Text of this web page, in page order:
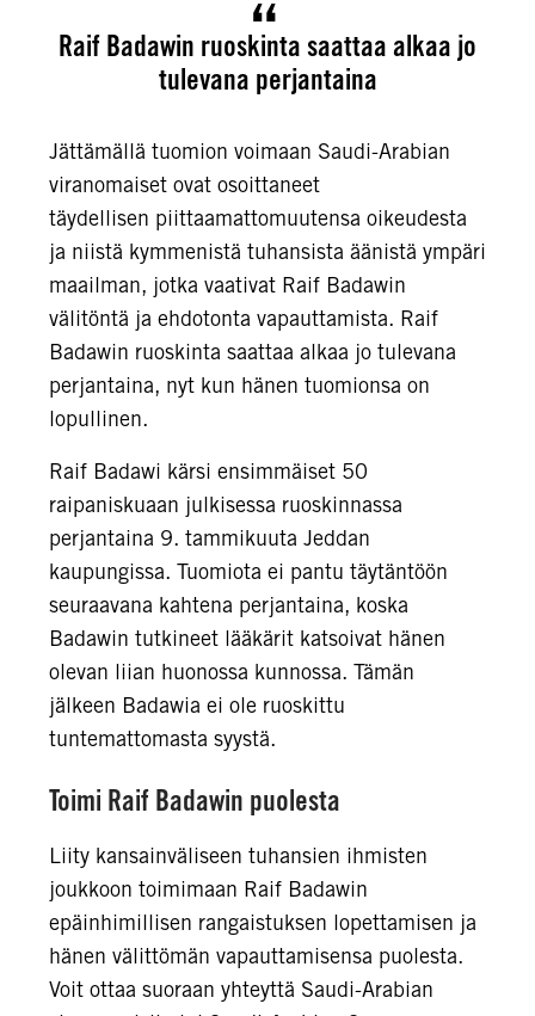
Raif Badawin ruoskinta saattaa alkaa jo
tulevana perjantaina
Jättämällä tuomion voimaan Saudi-Arabian
viranomaiset ovat osoittaneet
täydellisen piittaamattomuutensa oikeudesta
ja niistä kymmenistä tuhansista äänistä ympäri
maailman, jotka vaativat Raif Badawin
välitöntä ja ehdotonta vapauttamista. Raif
Badawin ruoskinta saattaa alkaa jo tulevana
perjantaina, nyt kun hänen tuomionsa on
lopullinen.
Raif Badawi kärsi ensimmäiset 50
raipaniskuaan julkisessa ruoskinnassa
perjantaina 9. tammikuuta Jeddan
kaupungissa. Tuomiota ei pantu täytäntöön
seuraavana kahtena perjantaina, koska
Badawin tutkineet lääkärit katsoivat hänen
olevan liian huonossa kunnossa. Tämän
jälkeen Badawia ei ole ruoskittu
tuntemattomasta syystä.
Toimi Raif Badawin puolesta
Liity kansainväliseen tuhansien ihmisten
joukkoon toimimaan Raif Badawin
epäinhimillisen rangaistuksen lopettamisen ja
hänen välittömän vapauttamisensa puolesta.
Voit ottaa suoraan yhteyttä Saudi-Arabian